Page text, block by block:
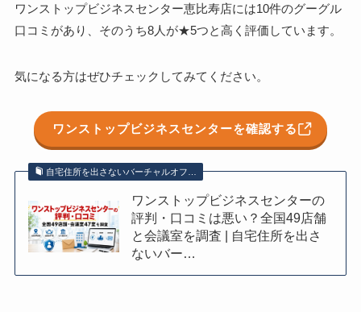
ワンストップビジネスセンター恵比寿店には10件のグーグル
口コミがあり、そのうち8人が★5つと高く評価しています。
気になる方はぜひチェックしてみてください。
ワンストップビジネスセンターを確認する
自宅住所を出さないバーチャルオフ…
ワンストップビジネスセンターの
評判・口コミは悪い？全国49店舗
と会議室を調査 | 自宅住所を出さ
ないバー…